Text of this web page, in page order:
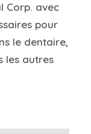
Corp. avec
pour
le dentaire,
les autres